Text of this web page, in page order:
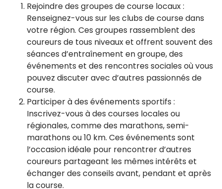
Rejoindre des groupes de course locaux :
Renseignez-vous sur les clubs de course dans
votre région. Ces groupes rassemblent des
coureurs de tous niveaux et offrent souvent des
séances d’entraînement en groupe, des
événements et des rencontres sociales où vous
pouvez discuter avec d’autres passionnés de
course.
Participer à des événements sportifs :
Inscrivez-vous à des courses locales ou
régionales, comme des marathons, semi-
marathons ou 10 km. Ces événements sont
l’occasion idéale pour rencontrer d’autres
coureurs partageant les mêmes intérêts et
échanger des conseils avant, pendant et après
la course.